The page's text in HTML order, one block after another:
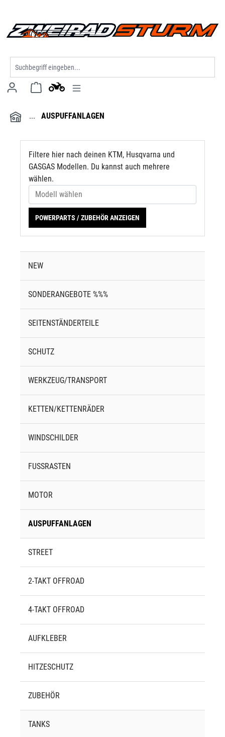
AUSPUFFANLAGEN
Filtere hier nach deinen KTM, Husqvarna und
GASGAS Modellen. Du kannst auch mehrere
wählen.
POWERPARTS / ZUBEHÖR ANZEIGEN
NEW
SONDERANGEBOTE %%%
SEITENSTÄNDERTEILE
SCHUTZ
WERKZEUG/TRANSPORT
KETTEN/KETTENRÄDER
WINDSCHILDER
FUSSRASTEN
MOTOR
AUSPUFFANLAGEN
STREET
2-TAKT OFFROAD
4-TAKT OFFROAD
AUFKLEBER
HITZESCHUTZ
ZUBEHÖR
TANKS